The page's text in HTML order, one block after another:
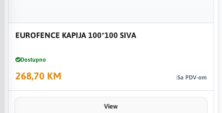
EUROFENCE KAPIJA 100*100 SIVA
Dostupno
268,70 KM Sa PDV-om
View